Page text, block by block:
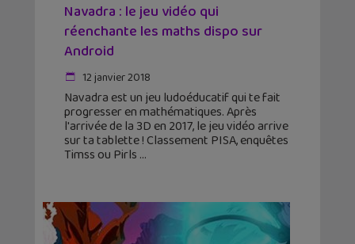
Navadra : le jeu vidéo qui
réenchante les maths dispo sur
Android
12 janvier 2018
Navadra est un jeu ludoéducatif qui te fait
progresser en mathématiques. Après
l'arrivée de la 3D en 2017, le jeu vidéo arrive
sur ta tablette ! Classement PISA, enquêtes
Timss ou Pirls